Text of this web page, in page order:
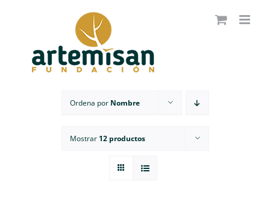
Ordena por Nombre
Mostrar 12 productos